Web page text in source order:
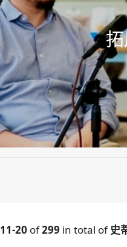
11-20 of299 in total of 史